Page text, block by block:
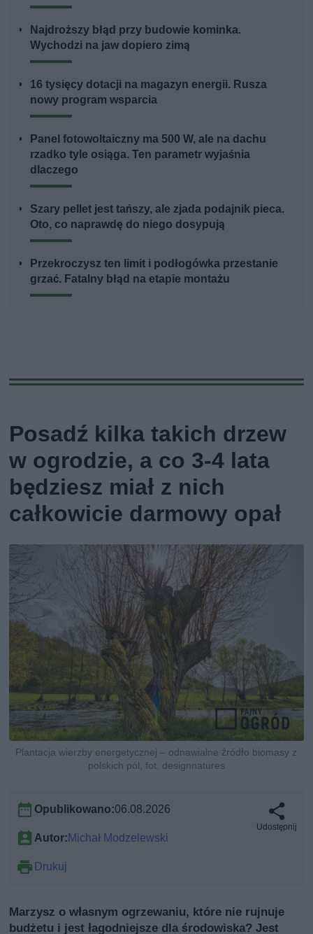
Najdroższy błąd przy budowie kominka.
Wychodzi na jaw dopiero zimą
16 tysięcy dotacji na magazyn energii. Rusza
nowy program wsparcia
Panel fotowoltaiczny ma 500 W, ale na dachu
rzadko tyle osiąga. Ten parametr wyjaśnia
dlaczego
Szary pellet jest tańszy, ale zjada podajnik pieca.
Oto, co naprawdę do niego dosypują
Przekroczysz ten limit i podłogówka przestanie
grzać. Fatalny błąd na etapie montażu
Posadź kilka takich drzew
w ogrodzie, a co 3-4 lata
będziesz miał z nich
całkowicie darmowy opał
Plantacja wierzby energetycznej – odnawialne źródło biomasy z
polskich pól, fot. designnatures
Opublikowano:06.08.2026
Autor:Michał Modzelewski
Drukuj
Udostępnij
Marzysz o własnym ogrzewaniu, które nie rujnuje
budżetu i jest łagodniejsze dla środowiska? Jest